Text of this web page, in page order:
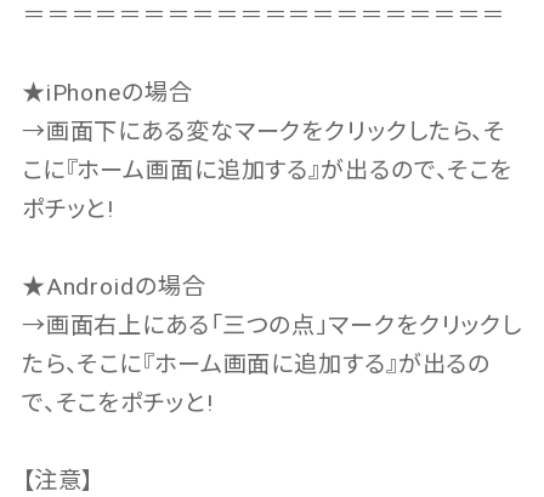
＝＝＝＝＝＝＝＝＝＝＝＝＝＝＝＝＝＝＝＝
★iPhoneの場合
→画面下にある変なマークをクリックしたら、そ
こに『ホーム画面に追加する』が出るので、そこを
ポチッと!
★Androidの場合
→画面右上にある「三つの点」マークをクリックし
たら、そこに『ホーム画面に追加する』が出るの
で、そこをポチッと!
【注意】